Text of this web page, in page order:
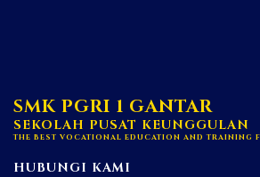
SMK PGRI 1 GANTAR
SEKOLAH PUSAT KEUNGGULAN
THE BEST VOCATIONAL EDUCATION AND TRAINING
HUBUNGI KAMI